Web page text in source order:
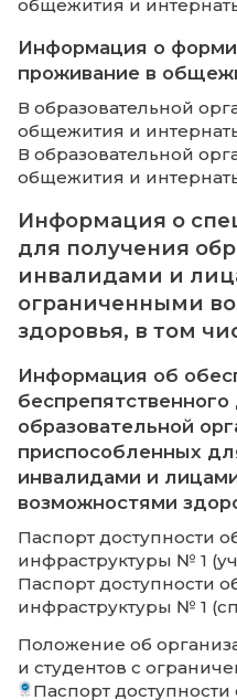
тестирования
пригодных для
режиме off-line -
содержит 5
Для организации
филиал
направлениям
библиотеки
электронным
Интернет.
Сведения об
Официальный
лиц с ОВЗ)
Электронная
библиотека
Официальный
лиц с ОВЗ)
Электронная